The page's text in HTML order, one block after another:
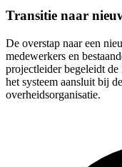
Transitie naar
De overstap naar een
medewerkers en
projectleider begeleidt
het systeem aansluit bij
overheidsorganisatie.